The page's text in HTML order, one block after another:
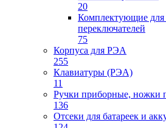
20
Комплектующие для
переключателей
75
Корпуса для РЭА
255
Клавиатуры (РЭА)
11
Ручки приборные, ножки
136
Отсеки для батареек и